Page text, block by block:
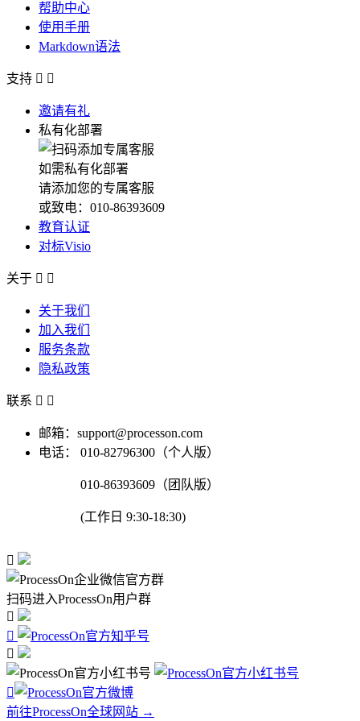
帮助中心
使用手册
Markdown语法
支持  
邀请有礼
私有化部署
如需私有化部署
请添加您的专属客服
或致电：010-86393609
教育认证
对标Visio
关于  
关于我们
加入我们
服务条款
隐私政策
联系  
邮箱：support@processon.com
电话：
010-82796300（个人版）
010-86393609（团队版）
(工作日 9:30-18:30)

扫码进入ProcessOn用户群




前往ProcessOn全球网站 →